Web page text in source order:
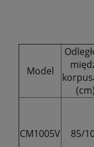
Model
(cm)
CM1005V 85/